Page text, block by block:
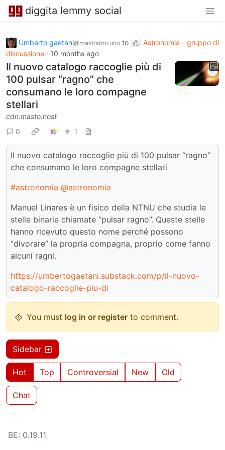
diggita lemmy social
Umberto gaetani@mastodon.uno to
Astronomia - gruppo di
discussione · 10 months ago
Il nuovo catalogo raccoglie più di
100 pulsar “ragno” che
consumano le loro compagne
stellari
cdn.masto.host
0
1
Il nuovo catalogo raccoglie più di 100 pulsar “ragno”
che consumano le loro compagne stellari
#astronomia @astronomia
Manuel Linares è un fisico della NTNU che studia le
stelle binarie chiamate “pulsar ragno”. Queste stelle
hanno ricevuto questo nome perché possono
“divorare” la propria compagna, proprio come fanno
alcuni ragni.
https://umbertogaetani.substack.com/p/il-nuovo-
catalogo-raccoglie-piu-di
You must log in or register to comment.
Sidebar
Hot Top Controversial New Old
Chat
BE: 0.19.11